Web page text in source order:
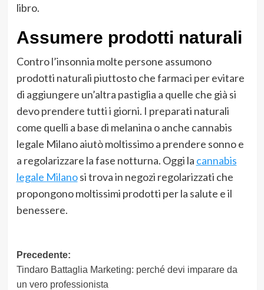
libro.
Assumere prodotti naturali
Contro l’insonnia molte persone assumono
prodotti naturali piuttosto che farmaci per evitare
di aggiungere un’altra pastiglia a quelle che già si
devo prendere tutti i giorni. I preparati naturali
come quelli a base di melanina o anche cannabis
legale Milano aiutò moltissimo a prendere sonno e
a regolarizzare la fase notturna. Oggi la cannabis
legale Milanosi trova in negozi regolarizzati che
propongono moltissimi prodotti per la salute e il
benessere.
Navigazione
articolo
Precedente:
Tindaro Battaglia Marketing: perché devi imparare da
un vero professionista